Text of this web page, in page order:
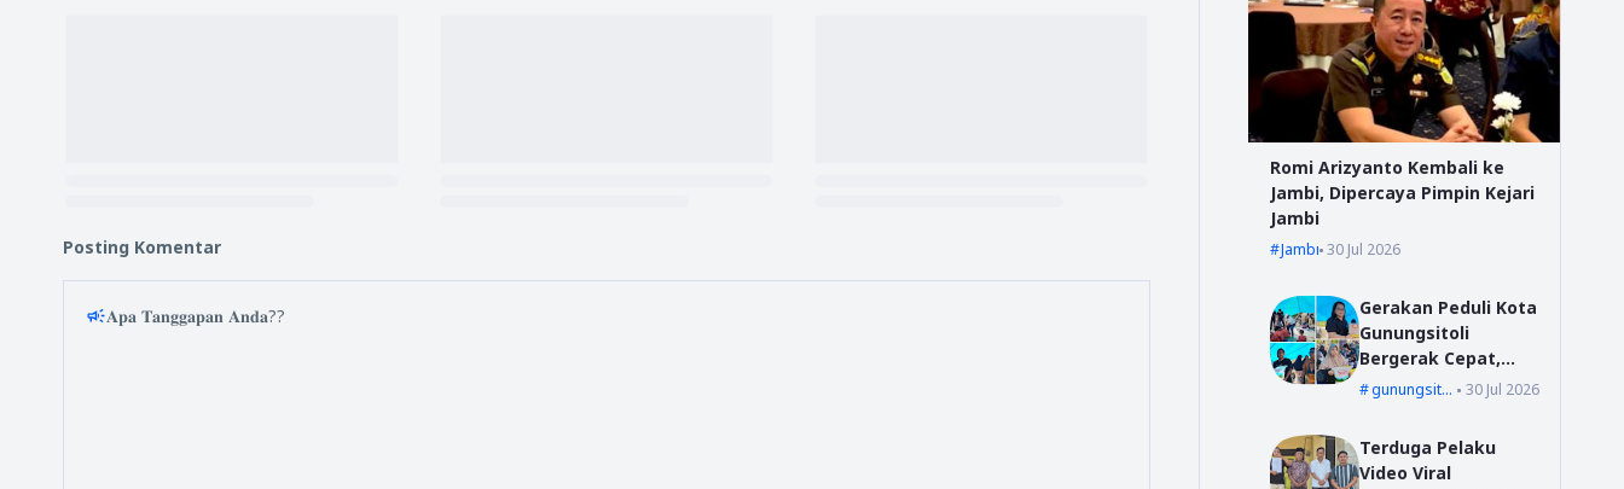
Posting Komentar
𝐀𝐩𝐚 𝐓𝐚𝐧𝐠𝐠𝐚𝐩𝐚𝐧 𝐀𝐧𝐝𝐚??
Romi Arizyanto Kembali ke
Jambi, Dipercaya Pimpin Kejari
Jambi
Jambi 30 Jul 2026
Gerakan Peduli Kota
Gunungsitoli
Bergerak Cepat,
Bang YD Salurkan
di Desa Mudk
gunungsitoli 30 Jul 2026
Terduga Pelaku
Video Viral